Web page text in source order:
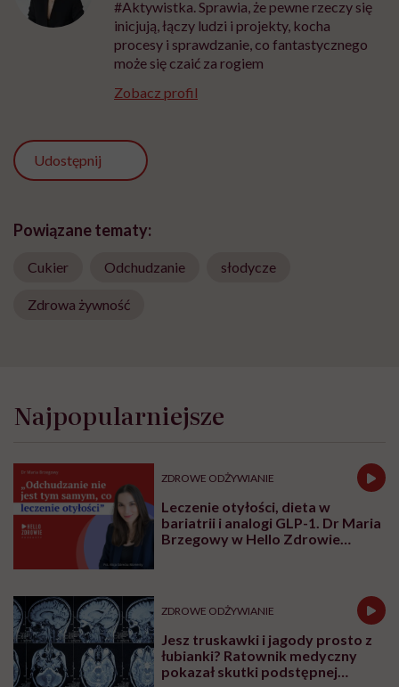
#Aktywistka. Sprawia, że pewne rzeczy się
inicjują, łączy ludzi i projekty, kocha
procesy i sprawdzanie, co fantastycznego
może się czaić za rogiem
Zobacz profil
Udostępnij
Powiązane tematy:
Cukier Odchudzanie słodycze
Zdrowa żywność
Najpopularniejsze
ZDROWE ODŻYWIANIE
Leczenie otyłości, dieta w
bariatrii i analogi GLP-1. Dr Maria
Brzegowy w Hello Zdrowie
ZDROWE ODŻYWIANIE
Jesz truskawki i jagody prosto z
łubianki? Ratownik medyczny
pokazał skutki podstępnej